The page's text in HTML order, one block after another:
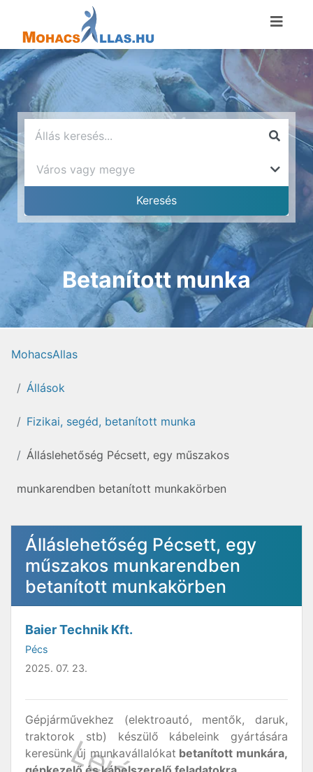
Betanított munka
MohacsAllas
Állások
Fizikai, segéd, betanított munka
Álláslehetőség Pécsett, egy műszakos
munkarendben betanított munkakörben
Álláslehetőség Pécsett, egy
műszakos munkarendben
betanított munkakörben
Baier Technik Kft.
Pécs
2025. 07. 23.
Gépjárművekhez (elektroautó, mentők, daruk,
traktorok stb) készülő kábeleink gyártására
keresünk új munkavállalókat betanított munkára,